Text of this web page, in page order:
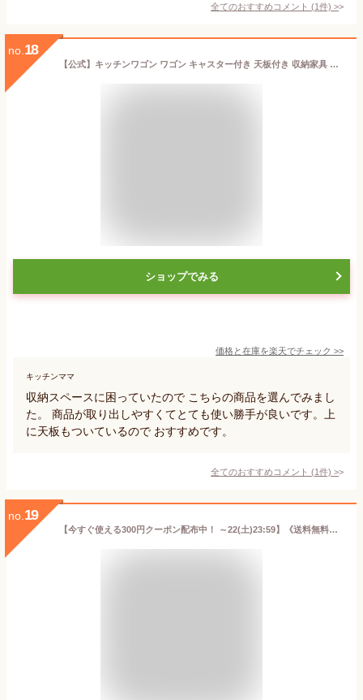
全てのおすすめコメント (1件) >
no. 18
【公式】キッチンワゴン ワゴン キャスター付き 天板付き 収納家具 キッチン家具 キッチンワゴン キャスター 付き 天板 キッチン 収納 ワゴン 洗面所 ベージュ グレー カーキ ホワイト ダークブラウン ブラック【D】T-KW-L002【iris_dl】【iris_dl03】
ショップでみる
価格と在庫を楽天でチェック >>
キッチンママ
収納スペースに困っていたので こちらの商品を選んでみまし
た。 商品が取り出しやすくてとても使い勝手が良いです。上
に天板もついているので おすすめです。
全てのおすすめコメント (1件) >
no. 19
【今すぐ使える300円クーポン配布中！ ～22(土)23:59】《送料無料》キッチンワゴン キャスター付き スリム 天板付き 4段 収納 ラック 回転式 引き出し キッチン カウンター 隙間 カゴ付き 調味料 キャスター ワゴン おしゃれ 北欧 モダン シンプル ホワイト 白 洗面所